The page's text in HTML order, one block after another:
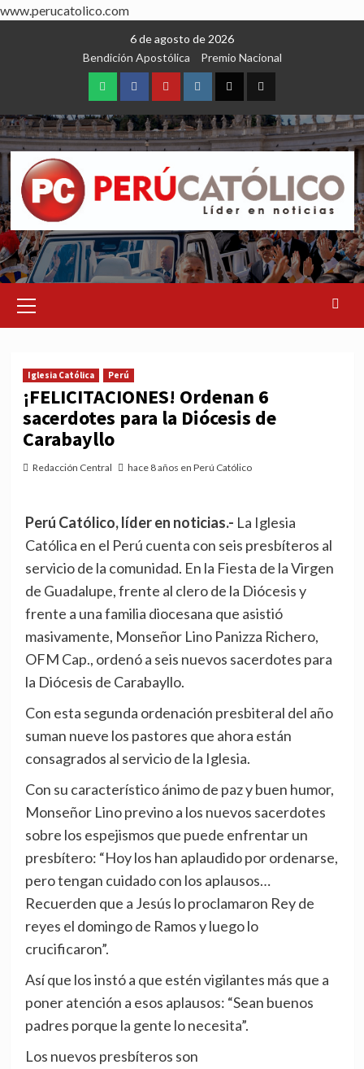
www.perucatolico.com
6 de agosto de 2026
Bendición Apostólica
Premio Nacional
WhatsAppFacebookYoutubeInstagram
X TikTok
Menu
Iglesia Católica Perú
¡FELICITACIONES! Ordenan 6
sacerdotes para la Diócesis de
Carabayllo
Redacción Central hace 8 años en Perú Católico
Perú Católico, líder en noticias.- La Iglesia
Católica en el Perú cuenta con seis presbíteros al
servicio de la comunidad. En la Fiesta de la Virgen
de Guadalupe, frente al clero de la Diócesis y
frente a una familia diocesana que asistió
masivamente, Monseñor Lino Panizza Richero,
OFM Cap., ordenó a seis nuevos sacerdotes para
la Diócesis de Carabayllo.
Con esta segunda ordenación presbiteral del año
suman nueve los pastores que ahora están
consagrados al servicio de la Iglesia.
Con su característico ánimo de paz y buen humor,
Monseñor Lino previno a los nuevos sacerdotes
sobre los espejismos que puede enfrentar un
presbítero: “Hoy los han aplaudido por ordenarse,
pero tengan cuidado con los aplausos…
Recuerden que a Jesús lo proclamaron Rey de
reyes el domingo de Ramos y luego lo
crucificaron”.
Así que los instó a que estén vigilantes más que a
poner atención a esos aplausos: “Sean buenos
padres porque la gente lo necesita”.
Los nuevos presbíteros son